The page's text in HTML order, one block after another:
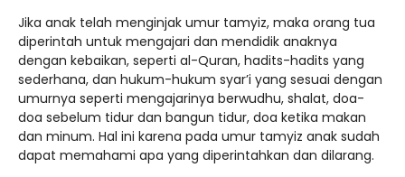
Jika anak telah menginjak umur tamyiz, maka orang tua
diperintah untuk mengajari dan mendidik anaknya
dengan kebaikan, seperti al-Quran, hadits-hadits yang
sederhana, dan hukum-hukum syar’i yang sesuai dengan
umurnya seperti mengajarinya berwudhu, shalat, doa-
doa sebelum tidur dan bangun tidur, doa ketika makan
dan minum. Hal ini karena pada umur tamyiz anak sudah
dapat memahami apa yang diperintahkan dan dilarang.